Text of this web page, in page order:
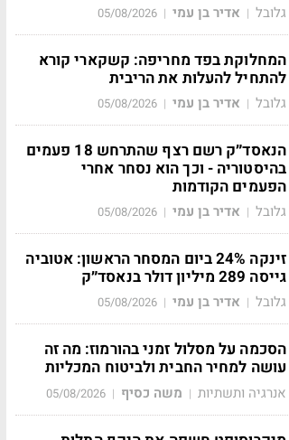
גלובל | אדיר בן עמי |
05/08/2026
המחלוקת בפד מחריפה: קשקארי קורא
להתחיל להעלות את הריבית
גלובל | אדיר בן עמי |
05/08/2026
הנאסד״ק רשם רצף שהתרחש 18 פעמים
בהיסטוריה - וכך הוא נסחר אחרי
הפעמים הקודמות
גלובל | אדיר בן עמי |
05/08/2026
זינקה 24% ביום המסחר הראשון: אטוביה
גייסה 289 מיליון דולר בנאסד״ק
גלובל | אדיר בן עמי |
05/08/2026
הסכמה על מסלול זמני בהורמוז: מה זה
עושה למחיר החבית ולביטוח המכליות
אנרגיה ותשתיות | משה כסיף |
05/08/2026